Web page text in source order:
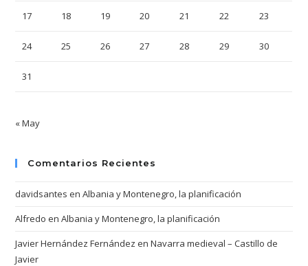
17 18 19 20 21 22 23
24 25 26 27 28 29 30
31
« May
Comentarios Recientes
davidsantes enAlbania y Montenegro, la planificación
Alfredo enAlbania y Montenegro, la planificación
Javier Hernández Fernández enNavarra medieval – Castillo de
Javier